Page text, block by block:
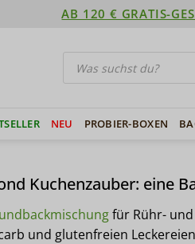
AB 120 € GRATIS-
Products
search
NEU PROBIER-BOXEN
Kuchenzauber: eine
für Rühr-
und glutenfreien